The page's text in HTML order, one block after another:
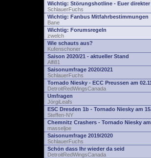
Wichtig: Störungshotline - Euer
SchlauerFuchs
Wichtig: Fanbus Mitfahrbestimmungen
Bane
Wichtig: Forumsregeln
zwelch
Wie schauts aus?
Kufenschoner
Saison 2020/21 - aktueller Stand
Alfi81
Saisonumfrage 2020/2021
SchlauerFuchs
Tornado Niesky - ECC Preussen am
DetroitRedWingsCanada
Umfragen
JörgiLeafs
ESC Dresden 1b - Tornado Niesky am
Steffen-NY
Chemnitz Crashers - Tornado Niesky am
masseljoe
Saisonumfrage 2019/2020
SchlauerFuchs
Schön dass Ihr wieder da seid
DetroitRedWingsCanada